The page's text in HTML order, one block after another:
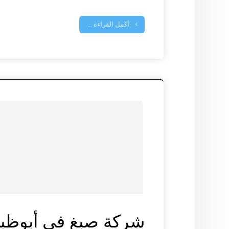
أكمل القراءة ...
شركة صبغ في